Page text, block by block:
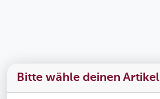
Bitte wähle deinen Artikel